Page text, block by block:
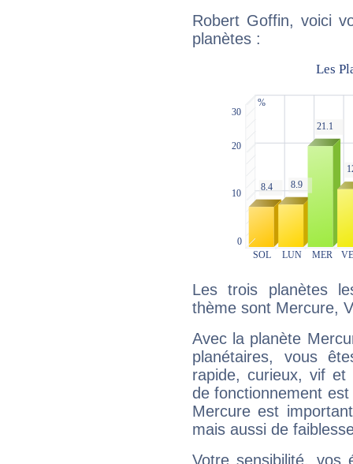
Robert Goffin, voici
planètes :
Les trois planètes
thème sont Mercure,
Avec la planète
planétaires, vous
rapide, curieux, vif et
de fonctionnement
Mercure est
mais aussi de
Votre sensibilité,